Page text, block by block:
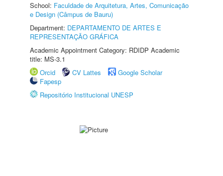
School: Faculdade de Arquitetura, Artes, Comunicação
e Design (Câmpus de Bauru)
Department: DEPARTAMENTO DE ARTES E
REPRESENTAÇÃO GRÁFICA
Academic Appointment Category: RDIDP Academic
title: MS-3.1
Orcid
CV Lattes
Google Scholar
Fapesp
Repositório Institucional UNESP